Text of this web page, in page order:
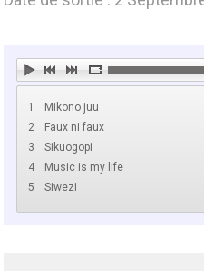
1
Mikono juu
2
Faux ni faux
3
Sikuogopi
4
Music is my life
5
Siwezi